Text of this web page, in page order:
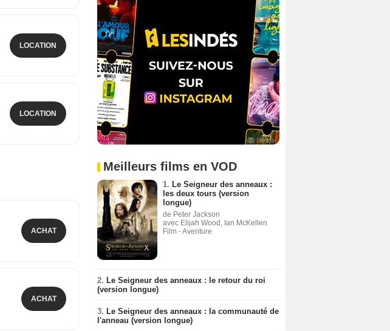
LOCATION
LOCATION
ACHAT
ACHAT
Meilleurs films en VOD
1. Le Seigneur des anneaux :
les deux tours (version
longue)
de Peter Jackson
avec Elijah Wood, Ian McKellen
Film - Aventure
2. Le Seigneur des anneaux : le retour du roi
(version longue)
3. Le Seigneur des anneaux : la communauté de
l'anneau (version longue)